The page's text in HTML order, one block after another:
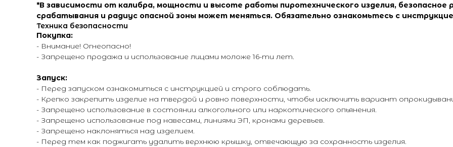
*В зависимости от калибра, мощности и высоте работы пиротехнического изделия, безопасное
срабатывания и радиус опасной зоны может меняться. Обязательно ознакомьтесь с
Техника безопасности
Покупка:
- Внимание! Огнеопасно!
- Запрещено продажа и использование лицами моложе 16-ти лет.
Запуск:
- Перед запуском ознакомиться с инструкцией и строго соблюдать.
- Крепко закрепить изделие на твердой и ровно поверхности, чтобы исключить вариант
- Запрещено использование в состоянии алкогольного или наркотического опьянения.
- Запрещено использование под навесами, линиями ЭП, кронами деревьев.
- Запрещено наклоняться над изделием.
- Перед тем как поджигать удалить верхнюю крышку, отвечающую за сохранность изделия.